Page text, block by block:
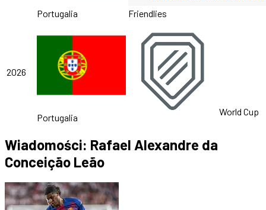
Portugalia Friendlies
2026
Portugalia
World Cup
Wiadomości: Rafael Alexandre da
Conceição Leão